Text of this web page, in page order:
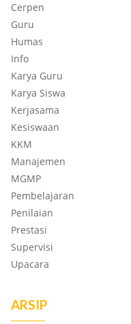
Cerpen
Guru
Humas
Info
Karya Guru
Karya Siswa
Kerjasama
Kesiswaan
KKM
Manajemen
MGMP
Pembelajaran
Penilaian
Prestasi
Supervisi
Upacara
ARSIP